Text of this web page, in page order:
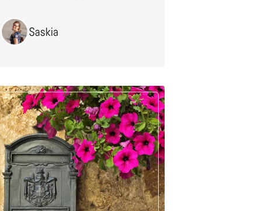
Saskia